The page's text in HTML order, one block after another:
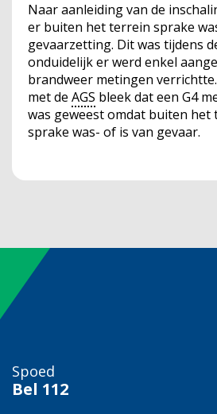
Naar aanleiding van de
er buiten het terrein sprake
gevaarzetting. Dit was tijdens
onduidelijk er werd enkel
brandweer metingen
met de AGS bleek dat een G4
was geweest omdat buiten het
sprake was- of is van gevaar.
Spoed
Bel 112